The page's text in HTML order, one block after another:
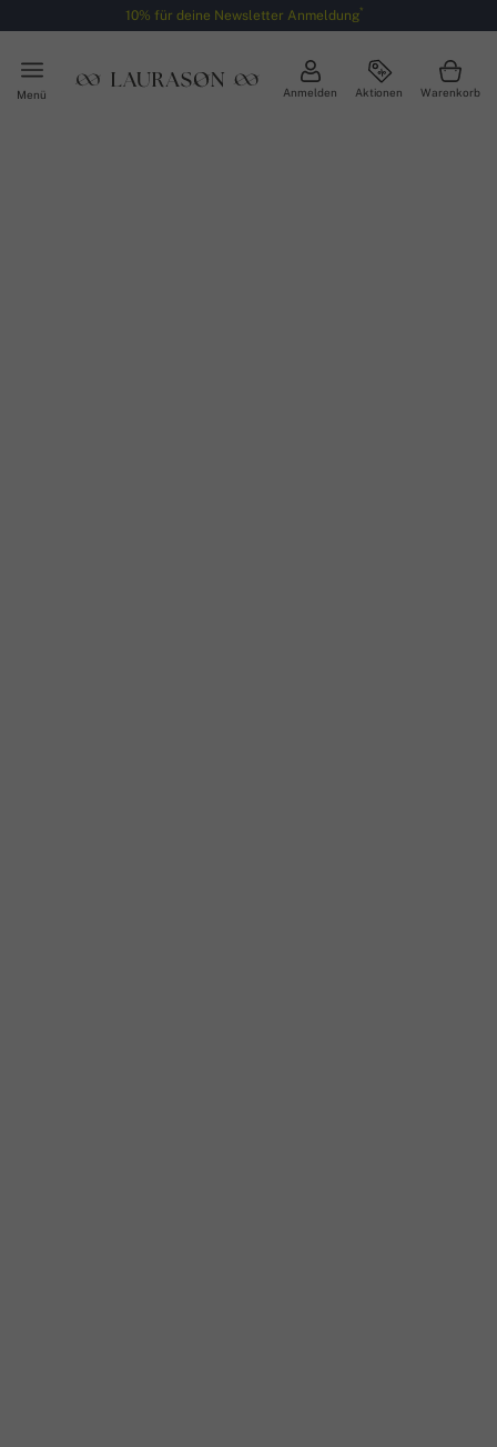
10% für deine Newsletter Anmeldung*
Menü Anmelden Aktionen Warenkorb